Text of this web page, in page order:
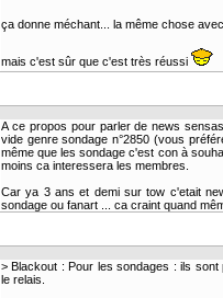
ça donne méchant... la même chose
mais c'est sûr que c'est très réussi
A ce propos pour parler de news
vide genre sondage n°2850 (vous
même que les sondage c'est con à
moins ca interessera les membres.
Car ya 3 ans et demi sur tow c'etait
sondage ou fanart ... ca craint quand
> Blackout : Pour les sondages : ils
le relais.